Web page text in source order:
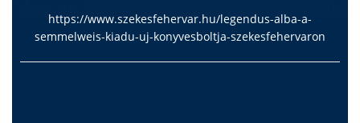
https://www.szekesfehervar.hu/legendus-alba-a-
semmelweis-kiadu-uj-konyvesboltja-szekesfehervaron